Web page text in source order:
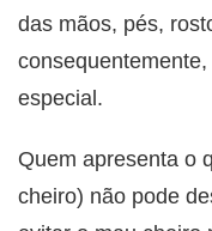
das mãos, pés,
especial.
Quem apresenta o
cheiro) não pode